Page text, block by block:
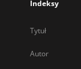
Indeksy
Tytuł
Autor